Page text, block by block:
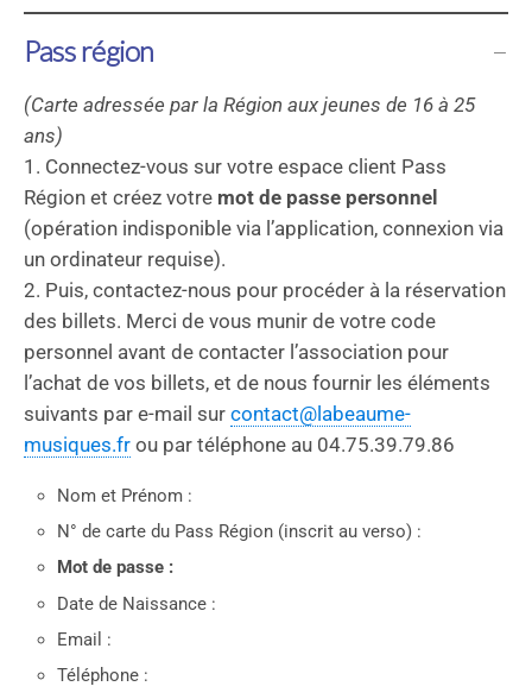
Pass région
(Carte adressée par la Région aux jeunes de 16 à 25
ans)
1. Connectez-vous sur votre espace client Pass
Région et créez votre mot de passe personnel
(opération indisponible via l’application, connexion via
un ordinateur requise).
2. Puis, contactez-nous pour procéder à la réservation
des billets. Merci de vous munir de votre code
personnel avant de contacter l’association pour
l’achat de vos billets, et de nous fournir les éléments
suivants par e-mail sur contact@labeaume-
musiques.fr ou par téléphone au 04.75.39.79.86
Nom et Prénom :
N° de carte du Pass Région (inscrit au verso) :
Mot de passe :
Date de Naissance :
Email :
Téléphone :